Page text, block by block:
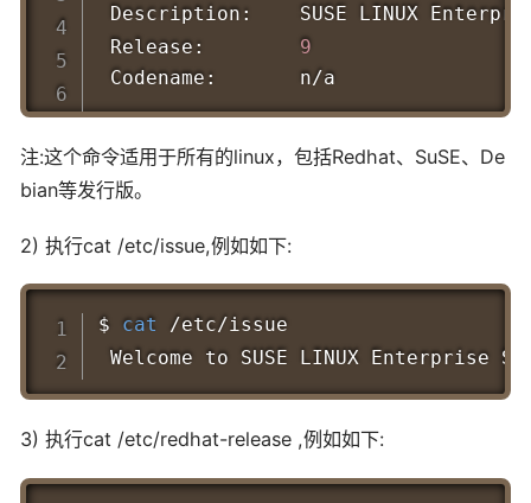
Description:    SUSE LINUX
Release: 9
注:这个命令适用于所有的linux，包括Redhat、SuSE、De
bian等发行版。
2) 执行cat /etc/issue,例如如下:
$ cat
/etc/issue
Welcome to SUSE LINUX Enterprise
3) 执行cat /etc/redhat-release ,例如如下: